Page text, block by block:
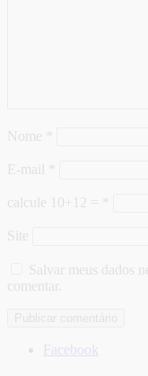
Nome
E-mail
calcule 10+12 =
Site
Salvar meus dados
comentar.
Facebook